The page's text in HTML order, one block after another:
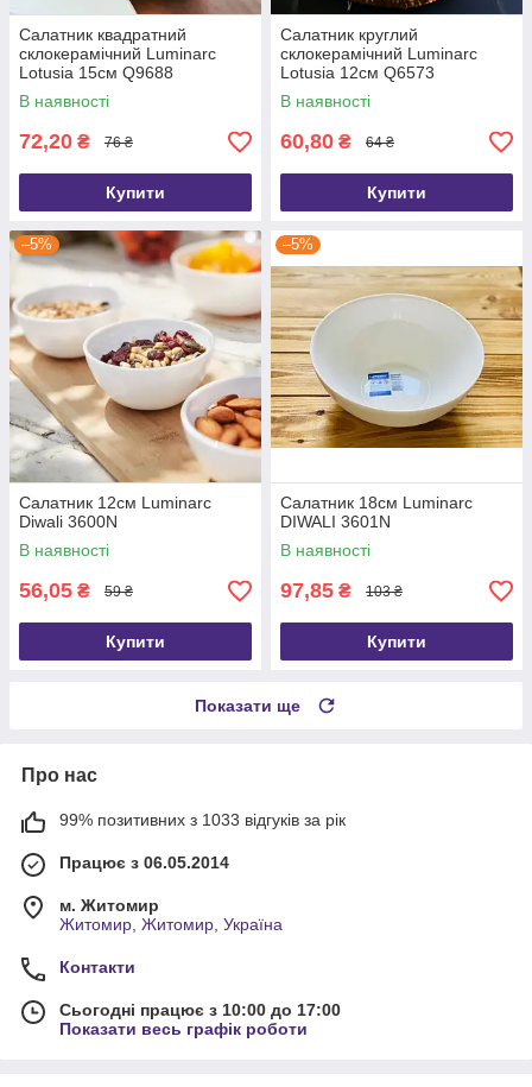
Салатник квадратний
склокерамічний Luminarc
Lotusia 15см Q9688
В наявності
72,20 ₴ 76 ₴
Купити
Салатник круглий
склокерамічний Luminarc
Lotusia 12см Q6573
В наявності
60,80 ₴ 64 ₴
Купити
–5%
Салатник 12см Luminarc
Diwali 3600N
В наявності
56,05 ₴ 59 ₴
Купити
–5%
Салатник 18см Luminarc
DIWALI 3601N
В наявності
97,85 ₴ 103 ₴
Купити
Показати ще
Про нас
99% позитивних з 1033 відгуків за рік
Працює з 06.05.2014
м. Житомир
Житомир, Житомир, Україна
Контакти
Сьогодні працює з 10:00 до 17:00
Показати весь графік роботи